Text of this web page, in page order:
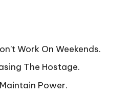
Work On Weekends.
The Hostage.
Power.